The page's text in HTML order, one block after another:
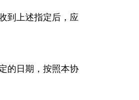
到上述指定后，应
的日期，按照本协